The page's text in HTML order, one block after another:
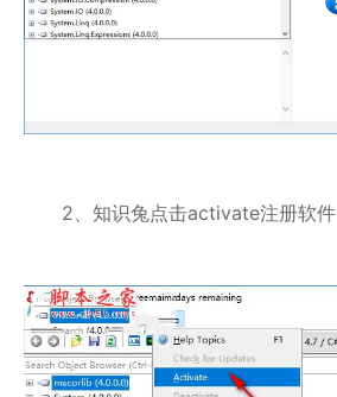
2、知识兔点击activate注册软件